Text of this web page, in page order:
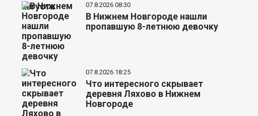
07.8.2026 08:30
В Нижнем Новгороде нашли
пропавшую 8-летнюю девочку
07.8.2026 18:25
Что интересного скрывает
деревня Ляхово в Нижнем
Новгороде